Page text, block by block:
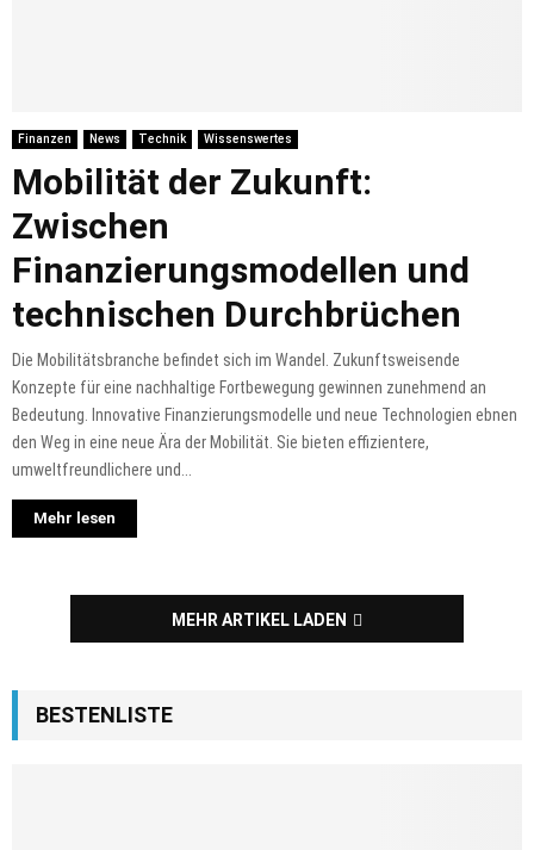
Finanzen News Technik Wissenswertes
Mobilität der Zukunft:
Zwischen
Finanzierungsmodellen und
technischen Durchbrüchen
Die Mobilitätsbranche befindet sich im Wandel. Zukunftsweisende
Konzepte für eine nachhaltige Fortbewegung gewinnen zunehmend an
Bedeutung. Innovative Finanzierungsmodelle und neue Technologien ebnen
den Weg in eine neue Ära der Mobilität. Sie bieten effizientere,
umweltfreundlichere und...
Mehr lesen
MEHR ARTIKEL LADEN
BESTENLISTE